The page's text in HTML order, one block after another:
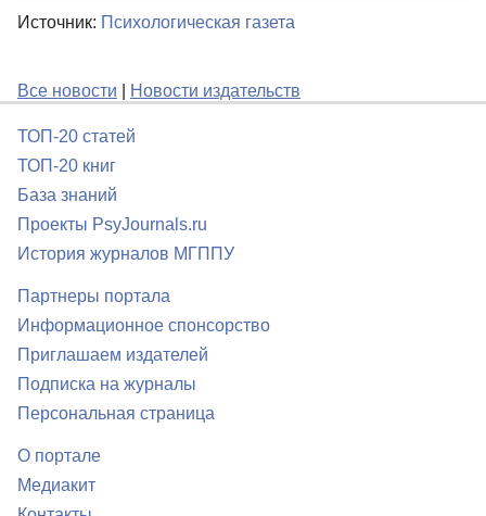
Источник: Психологическая газета
Все новости Новости издательств
ТОП-20 статей
ТОП-20 книг
База знаний
Проекты PsyJournals.ru
История журналов МГППУ
Партнеры портала
Информационное спонсорство
Приглашаем издателей
Подписка на журналы
Персональная страница
О портале
Медиакит